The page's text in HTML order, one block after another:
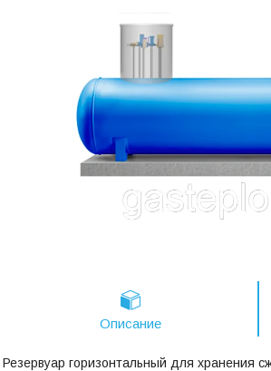
Описание
Резервуар горизонтальный для хранения